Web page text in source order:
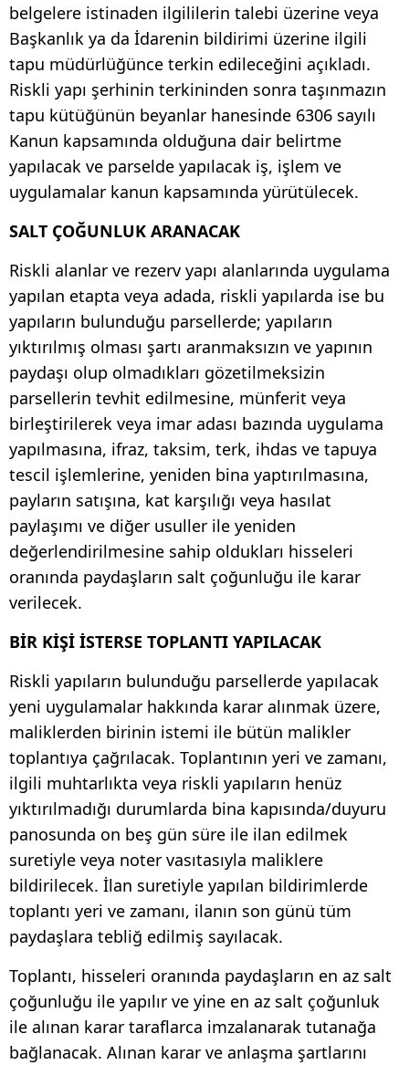
belgelere istinaden ilgililerin talebi üzerine veya
Başkanlık ya da İdarenin bildirimi üzerine ilgili
tapu müdürlüğünce terkin edileceğini açıkladı.
Riskli yapı şerhinin terkininden sonra taşınmazın
tapu kütüğünün beyanlar hanesinde 6306 sayılı
Kanun kapsamında olduğuna dair belirtme
yapılacak ve parselde yapılacak iş, işlem ve
uygulamalar kanun kapsamında yürütülecek.
SALT ÇOĞUNLUK ARANACAK
Riskli alanlar ve rezerv yapı alanlarında uygulama
yapılan etapta veya adada, riskli yapılarda ise bu
yapıların bulunduğu parsellerde; yapıların
yıktırılmış olması şartı aranmaksızın ve yapının
paydaşı olup olmadıkları gözetilmeksizin
parsellerin tevhit edilmesine, münferit veya
birleştirilerek veya imar adası bazında uygulama
yapılmasına, ifraz, taksim, terk, ihdas ve tapuya
tescil işlemlerine, yeniden bina yaptırılmasına,
payların satışına, kat karşılığı veya hasılat
paylaşımı ve diğer usuller ile yeniden
değerlendirilmesine sahip oldukları hisseleri
oranında paydaşların salt çoğunluğu ile karar
verilecek.
BİR KİŞİ İSTERSE TOPLANTI YAPILACAK
Riskli yapıların bulunduğu parsellerde yapılacak
yeni uygulamalar hakkında karar alınmak üzere,
maliklerden birinin istemi ile bütün malikler
toplantıya çağrılacak. Toplantının yeri ve zamanı,
ilgili muhtarlıkta veya riskli yapıların henüz
yıktırılmadığı durumlarda bina kapısında/duyuru
panosunda on beş gün süre ile ilan edilmek
suretiyle veya noter vasıtasıyla maliklere
bildirilecek. İlan suretiyle yapılan bildirimlerde
toplantı yeri ve zamanı, ilanın son günü tüm
paydaşlara tebliğ edilmiş sayılacak.
Toplantı, hisseleri oranında paydaşların en az salt
çoğunluğu ile yapılır ve yine en az salt çoğunluk
ile alınan karar taraflarca imzalanarak tutanağa
bağlanacak. Alınan karar ve anlaşma şartlarını